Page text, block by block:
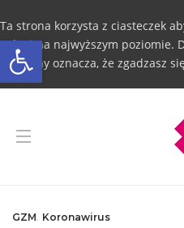
Otwórz pasek narzędzi
Ta strona korzysta z ciasteczek
usługi na najwyższym poziomie.
ze strony oznacza, że zgadzasz
GZM, Koronawirus